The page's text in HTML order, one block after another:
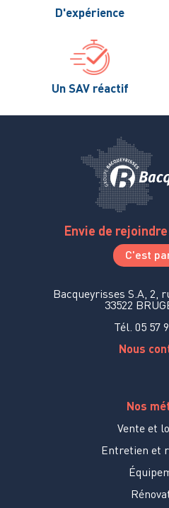
D'expérience
Un SAV réactif
Envie de
C'est
Bacqueyrisses S.A, 2,
33522
Tél. 05 57
Nous
Nos
Vente et
Entretien et